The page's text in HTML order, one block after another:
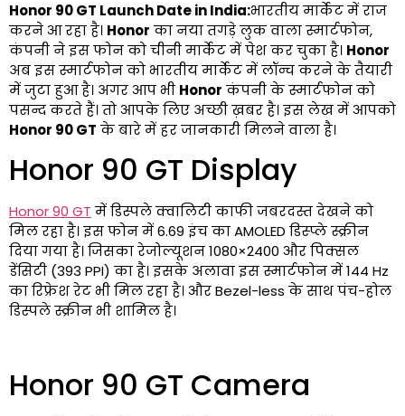
Honor 90 GT Launch Date in India:भारतीय मार्केट में राज
करने आ रहा है। Honor का नया तगड़े लुक वाला स्मार्टफोन,
कंपनी ने इस फोन को चीनी मार्केट में पेश कर चुका है। Honor
अब इस स्मार्टफोन को भारतीय मार्केट में लॉन्च करने के तैयारी
में जुटा हुआ है। अगर आप भी Honor कंपनी के स्मार्टफोन को
पसन्द करते हैं। तो आपके लिए अच्छी ख़बर है। इस लेख में आपको
Honor 90 GT के बारे में हर जानकारी मिलने वाला है।
Honor 90 GT Display
Honor 90 GT में डिस्पले क्वालिटी काफी जबरदस्त देखने को
मिल रहा है। इस फोन में 6.69 इंच का AMOLED डिस्प्ले स्क्रीन
दिया गया है। जिसका रेजोल्यूशन 1080×2400 और पिक्सल
डेंसिटी (393 PPI) का है। इसके अलावा इस स्मार्टफोन में 144 Hz
का रिफ्रेश रेट भी मिल रहा है। और Bezel-less के साथ पंच-होल
डिस्पले स्क्रीन भी शामिल है।
Honor 90 GT Camera